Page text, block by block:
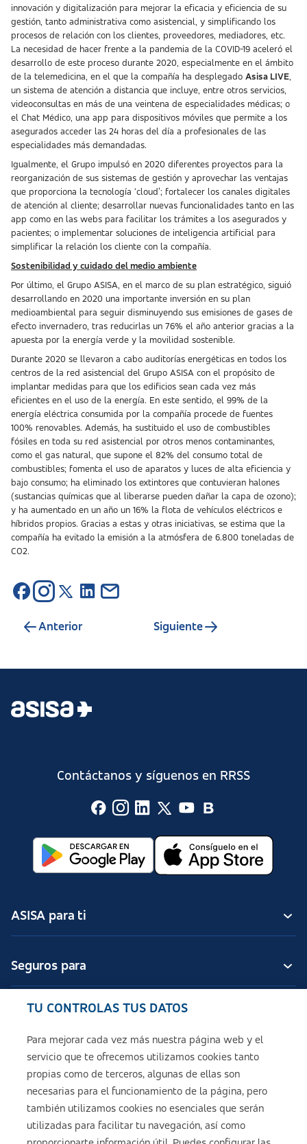
innovación y digitalización para mejorar la eficacia y eficiencia de su
gestión, tanto administrativa como asistencial, y simplificando los
procesos de relación con los clientes, proveedores, mediadores, etc.
La necesidad de hacer frente a la pandemia de la COVID-19 aceleró el
desarrollo de este proceso durante 2020, especialmente en el ámbito
de la telemedicina, en el que la compañía ha desplegado Asisa LIVE,
un sistema de atención a distancia que incluye, entre otros servicios,
videoconsultas en más de una veintena de especialidades médicas; o
el Chat Médico, una app para dispositivos móviles que permite a los
asegurados acceder las 24 horas del día a profesionales de las
especialidades más demandadas.
Igualmente, el Grupo impulsó en 2020 diferentes proyectos para la
reorganización de sus sistemas de gestión y aprovechar las ventajas
que proporciona la tecnología ‘cloud’; fortalecer los canales digitales
de atención al cliente; desarrollar nuevas funcionalidades tanto en las
app como en las webs para facilitar los trámites a los asegurados y
pacientes; o implementar soluciones de inteligencia artificial para
simplificar la relación los cliente con la compañía.
Sostenibilidad y cuidado del medio ambiente
Por último, el Grupo ASISA, en el marco de su plan estratégico, siguió
desarrollando en 2020 una importante inversión en su plan
medioambiental para seguir disminuyendo sus emisiones de gases de
efecto invernadero, tras reducirlas un 76% el año anterior gracias a la
apuesta por la energía verde y la movilidad sostenible.
Durante 2020 se llevaron a cabo auditorías energéticas en todos los
centros de la red asistencial del Grupo ASISA con el propósito de
implantar medidas para que los edificios sean cada vez más
eficientes en el uso de la energía. En este sentido, el 99% de la
energía eléctrica consumida por la compañía procede de fuentes
100% renovables. Además, ha sustituido el uso de combustibles
fósiles en toda su red asistencial por otros menos contaminantes,
como el gas natural, que supone el 82% del consumo total de
combustibles; fomenta el uso de aparatos y luces de alta eficiencia y
bajo consumo; ha eliminado los extintores que contuvieran halones
(sustancias químicas que al liberarse pueden dañar la capa de ozono);
y ha aumentado en un año un 16% la flota de vehículos eléctricos e
híbridos propios. Gracias a estas y otras iniciativas, se estima que la
compañía ha evitado la emisión a la atmósfera de 6.800 toneladas de
CO2.
Anterior Siguiente
Contáctanos y síguenos en RRSS
ASISA para ti
Seguros para
Seguros de ASISA
Sobre ASISA
TU CONTROLAS TUS DATOS
Para mejorar cada vez más nuestra página web y el
servicio que te ofrecemos utilizamos cookies tanto
propias como de terceros, algunas de ellas son
necesarias para el funcionamiento de la página, pero
también utilizamos cookies no esenciales que serán
utilizadas para facilitar tu navegación, así como